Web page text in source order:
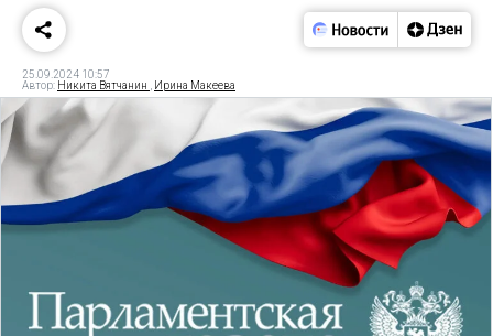
25.09.2024 10:57
Автор: Никита Вятчанин Ирина Макеева